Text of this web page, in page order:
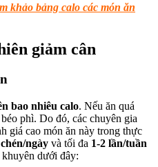
khảo bảng calo các món ăn
giảm cân
bao nhiêu calo. Nếu ăn quá
phì. Do đó, các chuyên gia
giá cao món ăn này trong thực
ngày và tối đa 1-2 lần/tuần
dưới đây: